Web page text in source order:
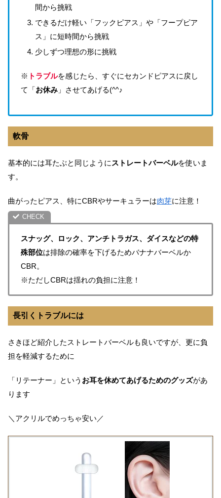
間から挑戦
できるだけ軽い「フックピアス」や「フープピア
ス」に短時間から挑戦
少しずつ理想の形に挑戦
※ トラブルを感じたら、すぐにセカンドピアスに戻し
て「 お休み」させてあげる(^^♪
軟骨
基本的には耳たぶと同じように ストレートバーベルを使いま
す。
曲がったピアス、特にCBRやサーキュラーは肉芽に注意！
スナッグ、ロック、アンチトラガス、ダイスなどの特
殊部位は排除の確率を下げるためバナナバーベルか
CBR。
※ただしCBRは揺れの負担に注意！
長引くトラブルには
さきほど紹介したストレートバーベルも良いですが、更に負
担を軽減するために
「リテーナー」という お耳を休めてあげるためのグッズがあ
ります
＼アクリルでめっちゃ安い／